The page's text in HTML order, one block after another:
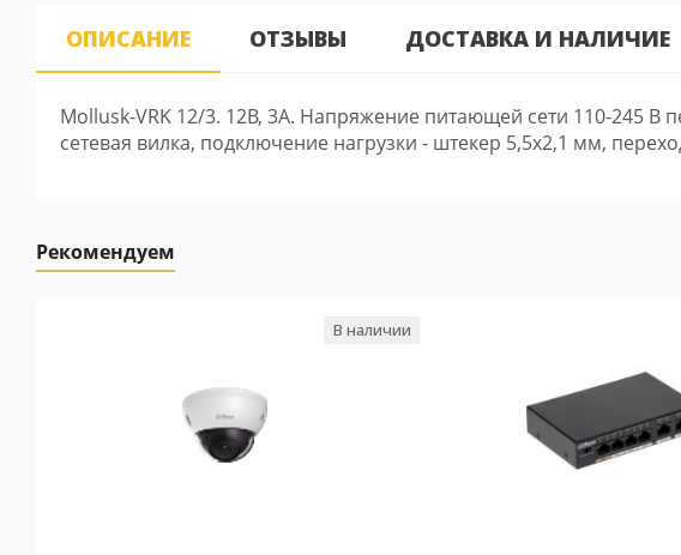
ОПИСАНИЕ ОТЗЫВЫ ДОСТАВКА И НАЛИЧИЕ
Mollusk-VRK 12/3. 12В, 3А. Напряжение питающей сети 110-245 В
сетевая вилка, подключение нагрузки - штекер 5,5х2,1 мм,
Рекомендуем
В наличии